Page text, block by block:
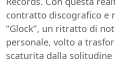
contratto discografico e
“Glock”, un ritratto di
personale, volto a
scaturita dalla solitudine